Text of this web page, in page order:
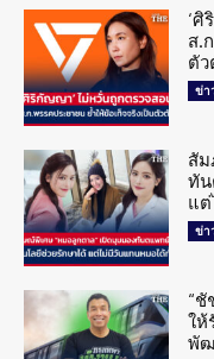
‘
ส.
ตั
ข่า
สั
ทัน
แ
ข่า
“ชั
ให้
พัฒ